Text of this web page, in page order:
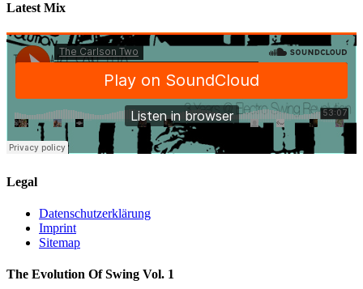
Latest Mix
Legal
Datenschutzerklärung
Imprint
Sitemap
The Evolution Of Swing Vol. 1